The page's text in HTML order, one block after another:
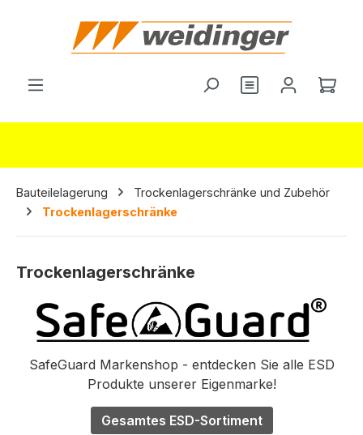
springen
Bauteilelagerung
Trockenlagerschränke und Zubehör
Trockenlagerschränke
Trockenlagerschränke
SafeGuard Markenshop - entdecken Sie alle ESD
Produkte unserer Eigenmarke!
Gesamtes ESD-Sortiment